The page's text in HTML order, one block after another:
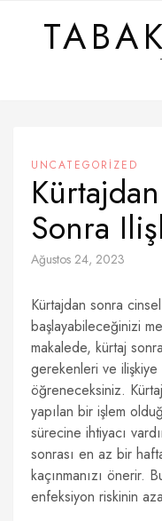
UNCATEGORIZED
Sonra
Ağustos 24, 2023
Kürtajdan sonra
başlayabileceğinizi
makalede, kürtaj
gerekenleri ve
öğreneceksiniz.
yapılan bir işlem
sürecine ihtiyacı
sonrası en az bir
kaçınmanızı önerir.
enfeksiyon riskinin